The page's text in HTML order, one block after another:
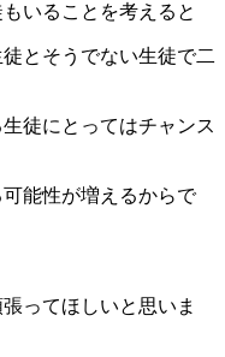
いることを考えると
とそうでない生徒で二
徒にとってはチャンス
能性が増えるからで
ってほしいと思いま